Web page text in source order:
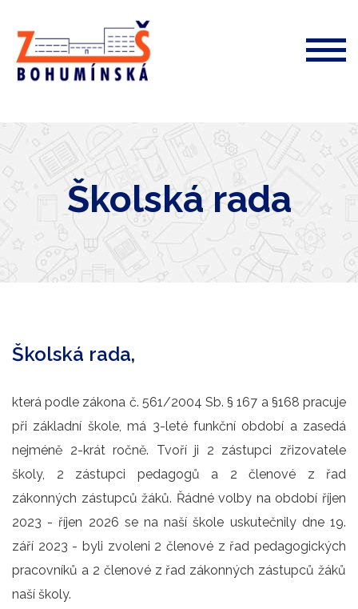
ZŠ
Bohumínská
72
Školská rada
Školská rada,
která podle zákona č. 561/2004 Sb. § 167 a §168 pracuje
při základní škole, má 3-leté funkční období a zasedá
nejméně 2-krát ročně. Tvoří ji 2 zástupci zřizovatele
školy, 2 zástupci pedagogů a 2 členové z řad
zákonných zástupců žáků. Řádné volby na období říjen
2023 - říjen 2026 se na naší škole uskutečnily dne 19.
září 2023 - byli zvoleni 2 členové z řad pedagogických
pracovníků a 2 členové z řad zákonných zástupců žáků
naší školy.